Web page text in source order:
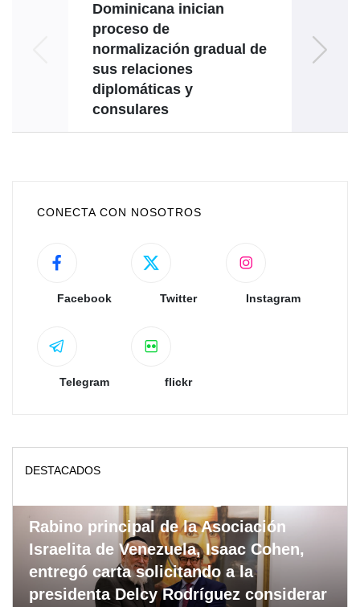
Dominicana inician
proceso de
normalización gradual de
sus relaciones
diplomáticas y
consulares
CONECTA CON NOSOTROS
Facebook Twitter Instagram
Telegram flickr
DESTACADOS
Rabino principal de la Asociación
Israelita de Venezuela, Isaac Cohen,
entregó carta solicitando a la
presidenta Delcy Rodríguez considerar